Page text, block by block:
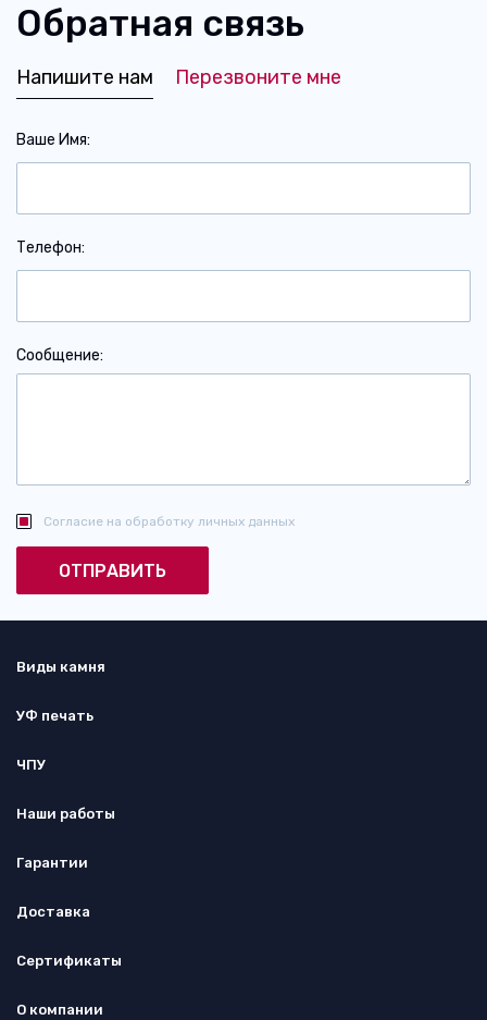
Обратная связь
Напишите нам Перезвоните мне
Ваше Имя
Телефон
Сообщение
Согласие на обработку личных данных
Виды камня
УФ печать
ЧПУ
Наши работы
Гарантии
Доставка
Сертификаты
О компании